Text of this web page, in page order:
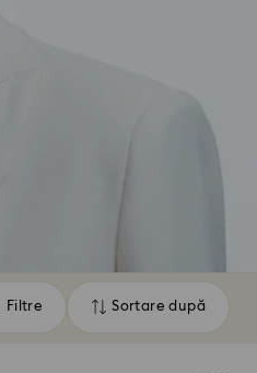
Filtre
Filtre Sortare după
Sortare